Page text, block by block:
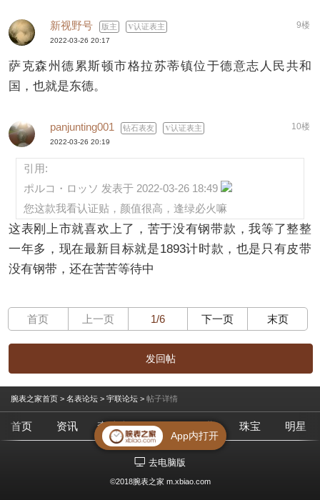
新视野号 版主 认证表主 9楼
2022-03-26 20:17
萨克森州德累斯顿市格拉苏蒂镇位于德意志人民共和
国，也就是东德。
panjunting001 钻石表友 认证表主 10楼
2022-03-26 20:19
引用:
ポルコ・ロッソ 发表于 2022-03-26 18:49
您这款我看认证贴，颜值很高，逢绿必火嘛
这表刚上市就喜欢上了，苦于没有钢带款，我等了整整
一年多，现在最新目标就是1893计时款，也是只有皮带
没有钢带，还在苦苦等待中
首页 上一页 1/6 下一页 末页
发回帖
腕表之家首页 > 名表论坛 > 宇联论坛 > 帖子详情
首页 资讯 查腕表 论坛 作业 珠宝 明星
去电脑版
©2018腕表之家 m.xbiao.com
App内打开